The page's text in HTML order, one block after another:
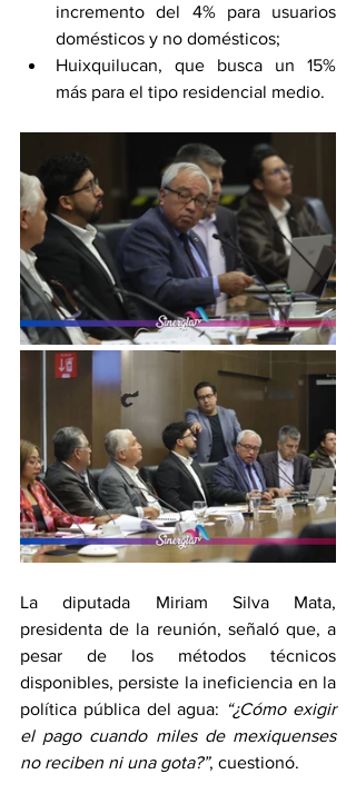
incremento del 4% para usuarios
domésticos y no domésticos;
Huixquilucan, que busca un 15%
más para el tipo residencial medio.
La diputada Miriam Silva Mata,
presidenta de la reunión, señaló que, a
pesar de los métodos técnicos
disponibles, persiste la ineficiencia en la
política pública del agua: “¿Cómo exigir
el pago cuando miles de mexiquenses
no reciben ni una gota?”, cuestionó.